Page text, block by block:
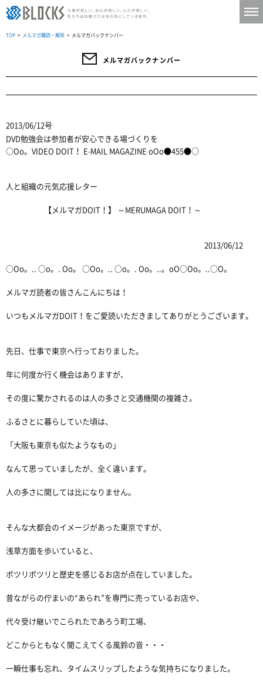
TOP > メルマガ購読・解除 > メルマガバックナンバー
メルマガバックナンバー
2013/06/12号
DVD勉強会は参加者が安心できる場づくりを
○Oo。VIDEO DOIT！ E-MAIL MAGAZINE oOo●455●○
人と組織の元気応援レター
【メルマガDOIT！】 ～MERUMAGA DOIT！～
2013/06/12
○Oo。.. ○o。. Oo。 ○Oo。.. ○o。. Oo。..。oO○Oo。..○O。
メルマガ読者の皆さんこんにちは！
いつもメルマガDOIT！をご愛読いただきましてありがとうございます。
先日、仕事で東京へ行っておりました。
年に何度か行く機会はありますが、
その度に驚かされるのは人の多さと交通機関の複雑さ。
ふるさとに暮らしていた頃は、
「大阪も東京も似たようなもの」
なんて思っていましたが、全く違います。
人の多さに関しては比になりません。
そんな大都会のイメージがあった東京ですが、
浅草方面を歩いていると、
ポツリポツリと歴史を感じるお店が点在していました。
昔ながらの佇まいの“あられ”を専門に売っているお店や、
代々受け継いでこられたであろう町工場、
どこからともなく聞こえてくる風鈴の音・・・
一瞬仕事も忘れ、タイムスリップしたような気持ちになりました。